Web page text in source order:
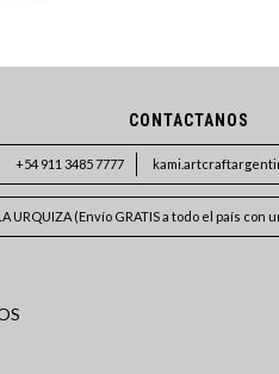
CONTACTANOS
+54 911 3485 7777
URQUIZA (Envío GRATIS a todo el país con